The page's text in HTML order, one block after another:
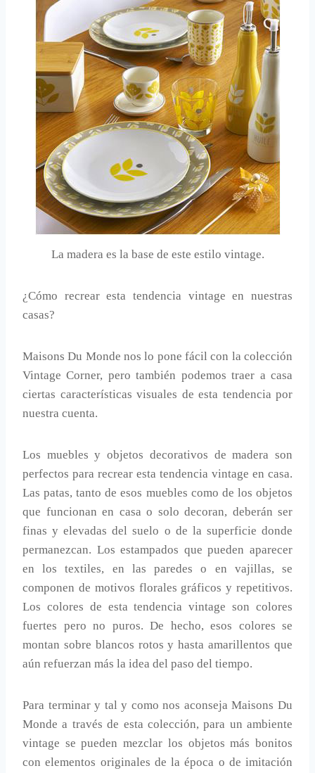
La madera es la base de este estilo vintage.
¿Cómo recrear esta tendencia vintage en nuestras
casas?
Maisons Du Monde nos lo pone fácil con la colección
Vintage Corner, pero también podemos traer a casa
ciertas características visuales de esta tendencia por
nuestra cuenta.
Los muebles y objetos decorativos de madera son
perfectos para recrear esta tendencia vintage en casa.
Las patas, tanto de esos muebles como de los objetos
que funcionan en casa o solo decoran, deberán ser
finas y elevadas del suelo o de la superficie donde
permanezcan. Los estampados que pueden aparecer
en los textiles, en las paredes o en vajillas, se
componen de motivos florales gráficos y repetitivos.
Los colores de esta tendencia vintage son colores
fuertes pero no puros. De hecho, esos colores se
montan sobre blancos rotos y hasta amarillentos que
aún refuerzan más la idea del paso del tiempo.
Para terminar y tal y como nos aconseja Maisons Du
Monde a través de esta colección, para un ambiente
vintage se pueden mezclar los objetos más bonitos
con elementos originales de la época o de imitación